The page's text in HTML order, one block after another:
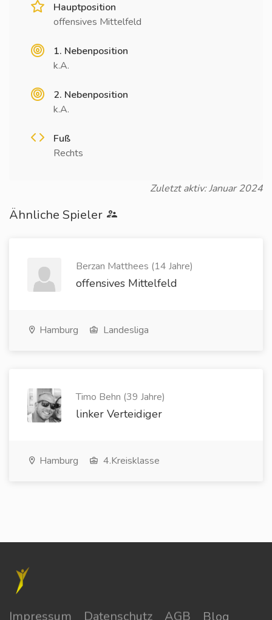
Hauptposition
offensives Mittelfeld
1. Nebenposition
k.A.
2. Nebenposition
k.A.
Fuß
Rechts
Zuletzt aktiv: Januar 2024
Ähnliche Spieler
Berzan Matthees (14 Jahre)
offensives Mittelfeld
Hamburg Landesliga
Timo Behn (39 Jahre)
linker Verteidiger
Hamburg 4.Kreisklasse
Impressum Datenschutz AGB Blog